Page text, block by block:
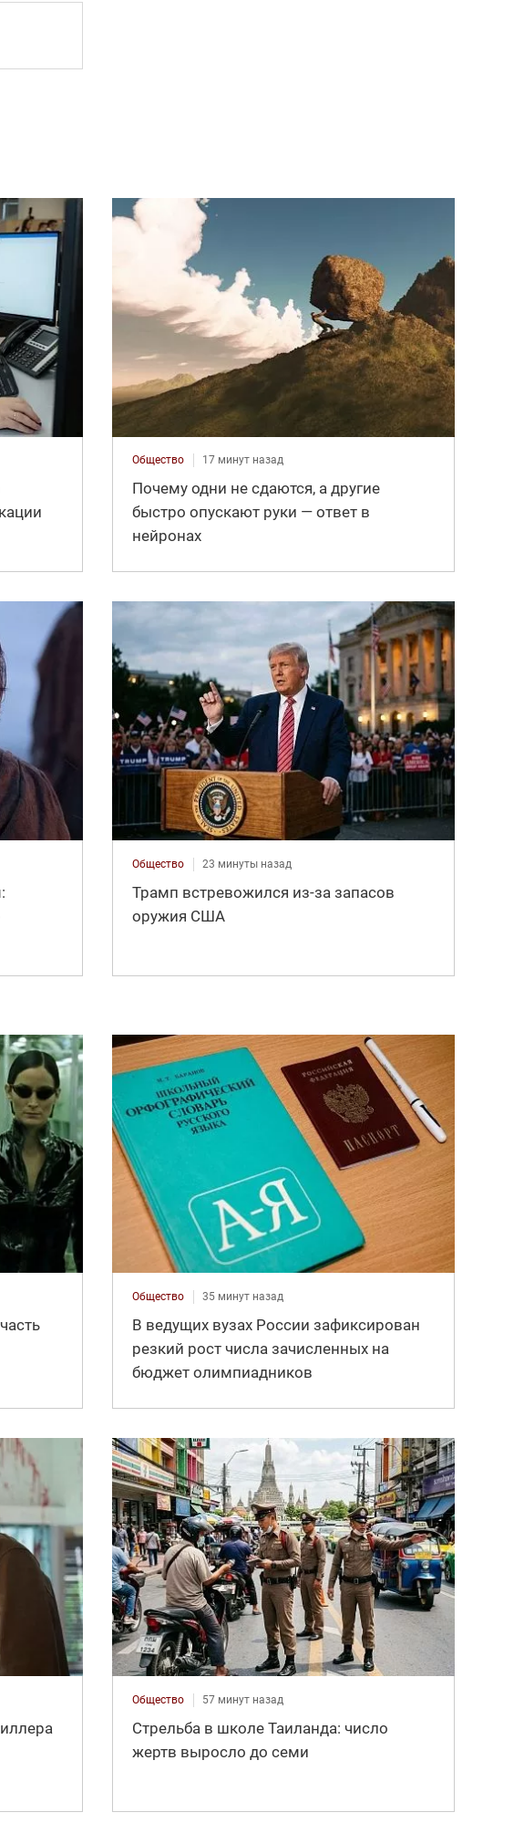
Общество 17 минут назад
Почему одни не сдаются, а другие
быстро опускают руки — ответ в
нейронах
Общество 23 минуты назад
Трамп встревожился из-за запасов
оружия США
Общество 35 минут назад
В ведущих вузах России зафиксирован
резкий рост числа зачисленных на
бюджет олимпиадников
Общество 57 минут назад
Стрельба в школе Таиланда: число
жертв выросло до семи